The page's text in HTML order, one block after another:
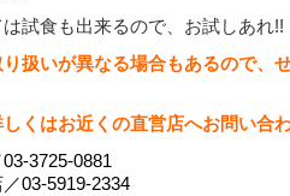
試食も出来るので、お試しあれ!!
り扱いが異なる場合もあるので、
しくはお近くの直営店へお問い合
3725-0881
03-5919-2334